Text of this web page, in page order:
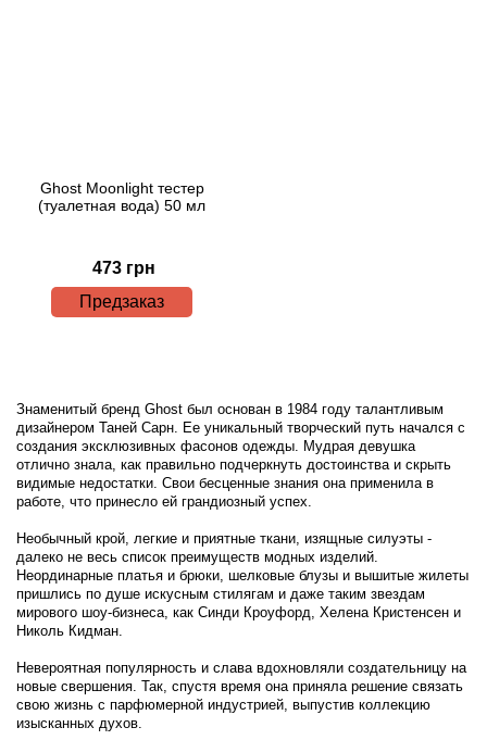
Ghost Moonlight тестер
(туалетная вода) 50 мл
473 грн
Предзаказ
Знаменитый бренд Ghost был основан в 1984 году талантливым
дизайнером Таней Сарн. Ее уникальный творческий путь начался с
создания эксклюзивных фасонов одежды. Мудрая девушка
отлично знала, как правильно подчеркнуть достоинства и скрыть
видимые недостатки. Свои бесценные знания она применила в
работе, что принесло ей грандиозный успех.
Необычный крой, легкие и приятные ткани, изящные силуэты -
далеко не весь список преимуществ модных изделий.
Неординарные платья и брюки, шелковые блузы и вышитые жилеты
пришлись по душе искусным стилягам и даже таким звездам
мирового шоу-бизнеса, как Синди Кроуфорд, Хелена Кристенсен и
Николь Кидман.
Невероятная популярность и слава вдохновляли создательницу на
новые свершения. Так, спустя время она приняла решение связать
свою жизнь с парфюмерной индустрией, выпустив коллекцию
изысканных духов.